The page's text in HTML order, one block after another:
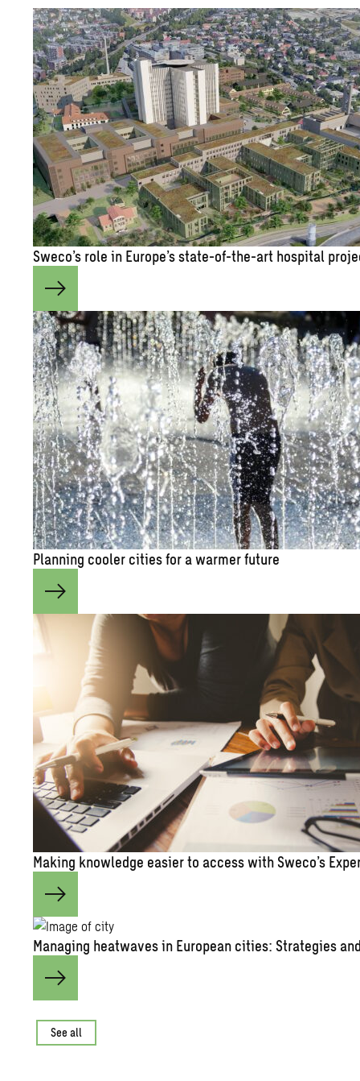
Sweco’s role in Eu­rope’s state-of-the-art hos­pi­tal
Plan­ning cooler cities for a warmer fu­ture
Mak­ing knowl­edge eas­ier to ac­cess with Sweco’s
Man­ag­ing heat­waves in Eu­ro­pean cities: Strate­gies
See all